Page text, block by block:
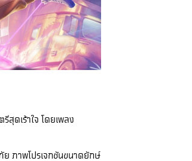
สุดเร้าใจ โดยเพลง
ภาพโปรเจกชันขนาดยักษ์